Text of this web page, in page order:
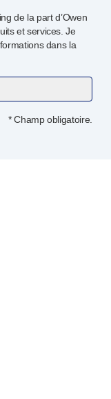
de la part d’Owen
et services. Je
dans la
* Champ obligatoire.